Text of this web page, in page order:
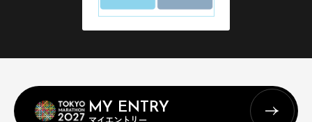
MY ENTRY
マイエントリー